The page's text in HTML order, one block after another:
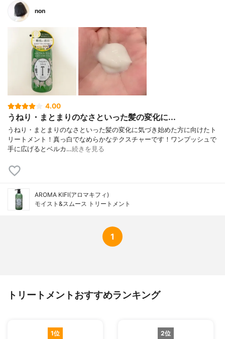
non
4.00
うねり・まとまりのなさといった髪の変化に...
うねり・まとまりのなさといった髪の変化に気づき始めた方に向けたト
リートメント！真っ白でなめらかなテクスチャーです！ワンプッシュで
手に広げるとベルカ…続きを見る
AROMA KIFI(アロマキフィ)
モイスト&スムース トリートメント
1
トリートメントおすすめランキング
1位 2位